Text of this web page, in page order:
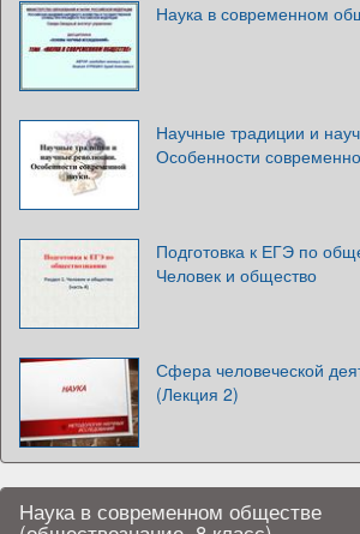
Наука в современном
Научные традиции и
Особенности
Подготовка к ЕГЭ по
Человек и общество
Сфера человеческой
(Лекция 2)
Наука в современном обществе